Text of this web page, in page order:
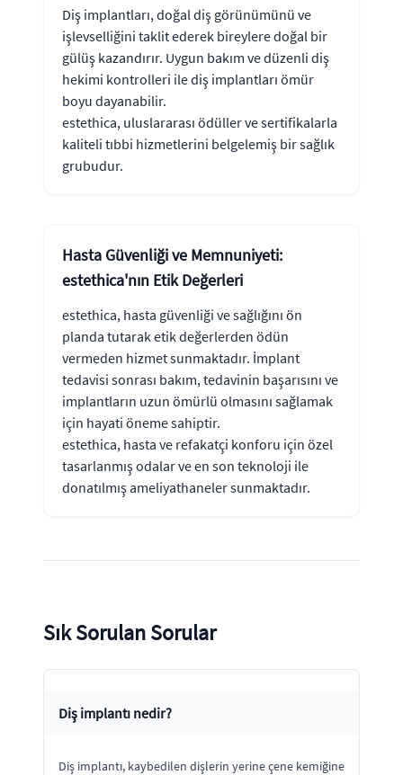
Diş implantları, doğal diş görünümünü ve
işlevselliğini taklit ederek bireylere doğal bir
gülüş kazandırır. Uygun bakım ve düzenli diş
hekimi kontrolleri ile diş implantları ömür
boyu dayanabilir.
estethica, uluslararası ödüller ve sertifikalarla
kaliteli tıbbi hizmetlerini belgelemiş bir sağlık
grubudur.
Hasta Güvenliği ve Memnuniyeti:
estethica'nın Etik Değerleri
estethica, hasta güvenliği ve sağlığını ön
planda tutarak etik değerlerden ödün
vermeden hizmet sunmaktadır. İmplant
tedavisi sonrası bakım, tedavinin başarısını ve
implantların uzun ömürlü olmasını sağlamak
için hayati öneme sahiptir.
estethica, hasta ve refakatçi konforu için özel
tasarlanmış odalar ve en son teknoloji ile
donatılmış ameliyathaneler sunmaktadır.
Sık Sorulan Sorular
Diş implantı nedir?
Diş implantı, kaybedilen dişlerin yerine çene kemiğine